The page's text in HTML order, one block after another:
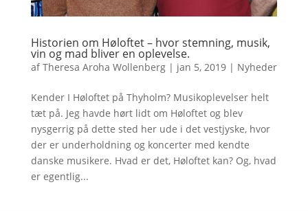
Historien om Høloftet – hvor stemning, musik,
vin og mad bliver en oplevelse.
afTheresa Aroha Wollenberg| jan 5, 2019| Nyheder
Kender I Høloftet på Thyholm? Musikoplevelser helt
tæt på. Jeg havde hørt lidt om Høloftet og blev
nysgerrig på dette sted her ude i det vestjyske, hvor
der er underholdning og koncerter med kendte
danske musikere. Hvad er det, Høloftet kan? Og, hvad
er egentlig...